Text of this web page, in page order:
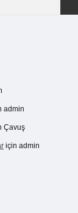
admin
Çavuş
için admin